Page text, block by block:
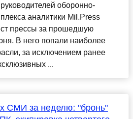
оборонно-
аналитики Mil.Press
прессы за прошедшую
В него попали наиболее
за исключением ранее
...
СМИ за неделю: "бронь"